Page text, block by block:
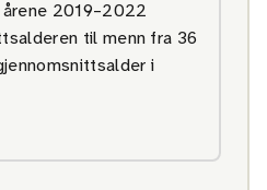
2019–2022
til menn fra 36
i